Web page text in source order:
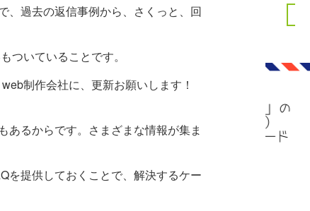
、過去の返信事例から、さくっと、回
ついていることです。
制作会社に、更新お願いします！
あるからです。さまざまな情報が集ま
を提供しておくことで、解決するケー